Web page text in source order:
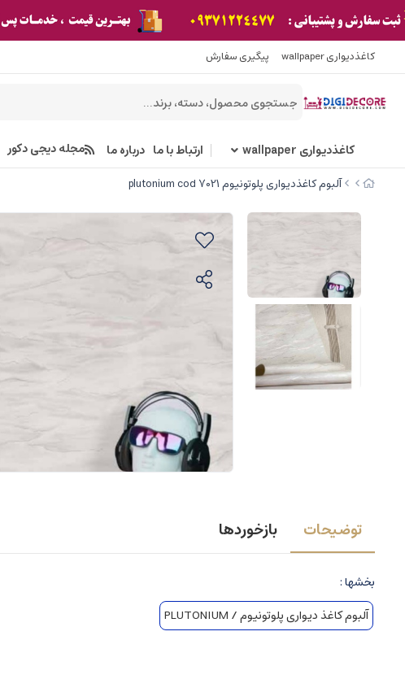
کاغذدیواری wallpaper پیگیری سفارش
کاغذدیواری wallpaper ارتباط با ما درباره ما مجله دیجی دکور
آلبوم کاغذدیواری پلوتونیوم plutonium cod 7021
توضیحات بازخوردها
بخشها :
آلبوم کاغذ دیواری پلوتونیوم / PLUTONIUM